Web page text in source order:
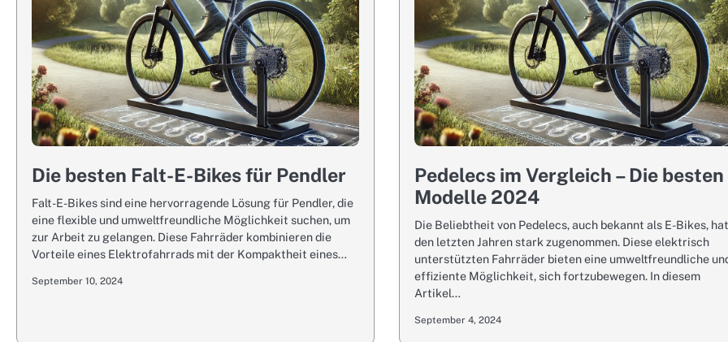
Die besten Falt-E-Bikes für Pendler
Falt-E-Bikes sind eine hervorragende Lösung für Pendler, die
eine flexible und umweltfreundliche Möglichkeit suchen, um
zur Arbeit zu gelangen. Diese Fahrräder kombinieren die
Vorteile eines Elektrofahrrads mit der Kompaktheit eines…
September 10, 2024
Pedelecs im Vergleich – Die besten
Modelle 2024
Die Beliebtheit von Pedelecs, auch bekannt als E-Bikes,
den letzten Jahren stark zugenommen. Diese elektrisch
unterstützten Fahrräder bieten eine umweltfreundliche
effiziente Möglichkeit, sich fortzubewegen. In diesem
Artikel…
September 4, 2024